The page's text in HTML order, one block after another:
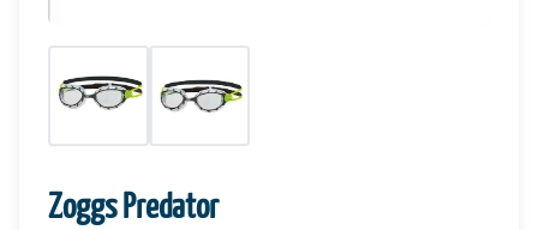
Zoggs Predator